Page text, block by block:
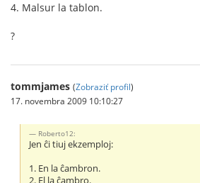
4. Malsur la tablon.
?
tommjames (Zobraziť profil)
17. novembra 2009 10:10:27
Roberto12:
Jen ĉi tiuj ekzemploj:
1. En la ĉambron.
2. El la ĉambro.